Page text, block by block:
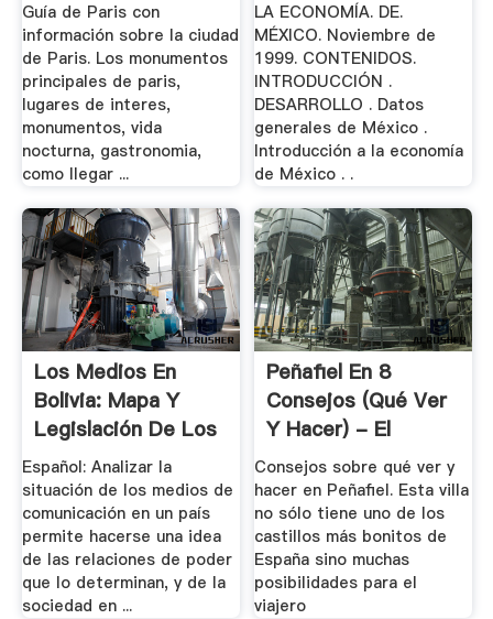
Guía de Paris con
información sobre la ciudad
de Paris. Los monumentos
principales de paris,
lugares de interes,
monumentos, vida
nocturna, gastronomia,
como llegar ...
LA ECONOMÍA. DE.
MÉXICO. Noviembre de
1999. CONTENIDOS.
INTRODUCCIÓN .
DESARROLLO . Datos
generales de México .
Introducción a la economía
de México . .
Los Medios En
Bolivia: Mapa Y
Legislación De Los
.
Español: Analizar la
situación de los medios de
comunicación en un país
permite hacerse una idea
de las relaciones de poder
que lo determinan, y de la
sociedad en ...
Peñafiel En 8
Consejos (Qué Ver
Y Hacer) - El
Rincón .
Consejos sobre qué ver y
hacer en Peñafiel. Esta villa
no sólo tiene uno de los
castillos más bonitos de
España sino muchas
posibilidades para el
viajero